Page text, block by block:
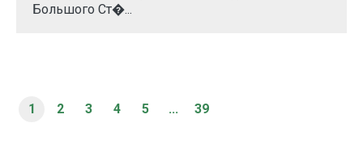
Большого Ст�...
1 2 3 4 5 ... 39